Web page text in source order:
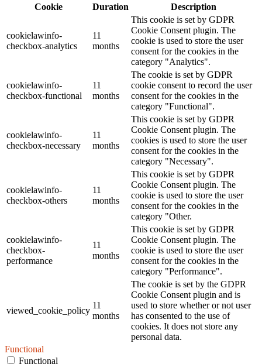
Cookie
Duration Description
cookielawinfo-
checkbox-analytics
11
months
This cookie is set by GDPR
Cookie Consent plugin. The
cookie is used to store the user
consent for the cookies in the
category "Analytics".
cookielawinfo-
checkbox-functional
11
months
The cookie is set by GDPR
cookie consent to record the user
consent for the cookies in the
category "Functional".
cookielawinfo-
checkbox-necessary
11
months
This cookie is set by GDPR
Cookie Consent plugin. The
cookies is used to store the user
consent for the cookies in the
category "Necessary".
cookielawinfo-
checkbox-others
11
months
This cookie is set by GDPR
Cookie Consent plugin. The
cookie is used to store the user
consent for the cookies in the
category "Other.
cookielawinfo-
checkbox-
performance
11
months
This cookie is set by GDPR
Cookie Consent plugin. The
cookie is used to store the user
consent for the cookies in the
category "Performance".
viewed_cookie_policy
11
months
The cookie is set by the GDPR
Cookie Consent plugin and is
used to store whether or not user
has consented to the use of
cookies. It does not store any
personal data.
Functional
Functional